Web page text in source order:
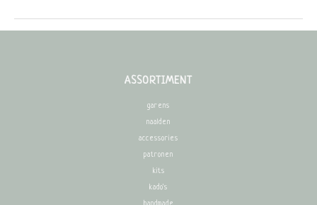
ASSORTIMENT
garens
naalden
accessories
patronen
kits
kado's